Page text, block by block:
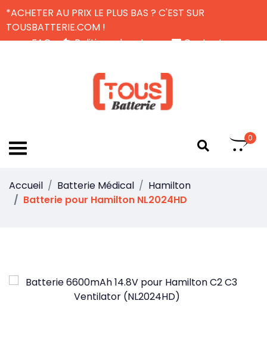
*ACHETER AU PRIX LE PLUS BAS ? C'EST SUR
TOUSBATTERIE.COM !
FAQ
Politique de retour
Contactez-nous
0
Accueil Batterie Médical
Hamilton
Batterie pour Hamilton NL2024HD